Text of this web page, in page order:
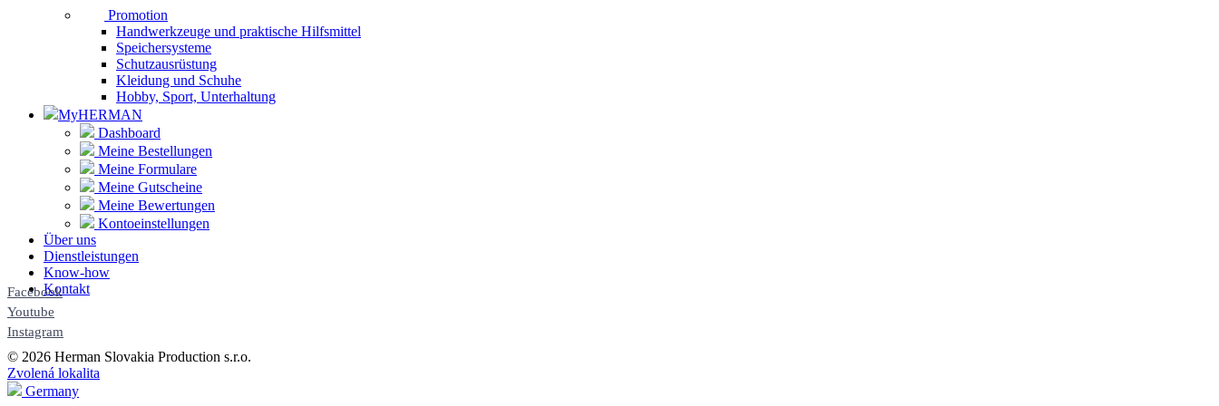
Promotion
Handwerkzeuge und praktische Hilfsmittel
Speichersysteme
Schutzausrüstung
Kleidung und Schuhe
Hobby, Sport, Unterhaltung
MyHERMAN
Dashboard
Meine Bestellungen
Meine Formulare
Meine Gutscheine
Meine Bewertungen
Kontoeinstellungen
Über uns
Dienstleistungen
Know-how
Kontakt
Facebook
Youtube
Instagram
© 2026 Herman Slovakia Production s.r.o.
Zvolená lokalita
Germany